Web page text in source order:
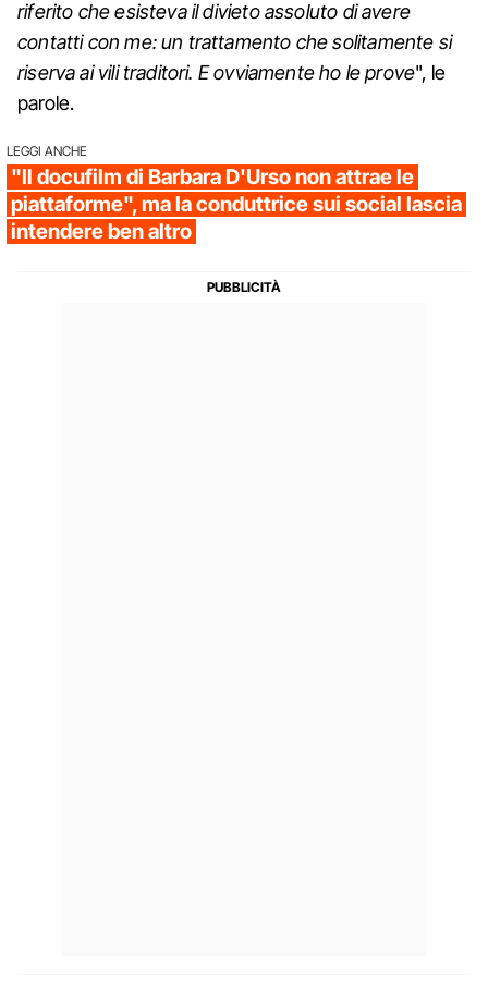
riferito che esisteva il divieto assoluto di avere
contatti con me: un trattamento che solitamente si
riserva ai vili traditori. E ovviamente ho le prove", le
parole.
LEGGI ANCHE
"Il docufilm di Barbara D'Urso non attrae le
piattaforme", ma la conduttrice sui social lascia
intendere ben altro